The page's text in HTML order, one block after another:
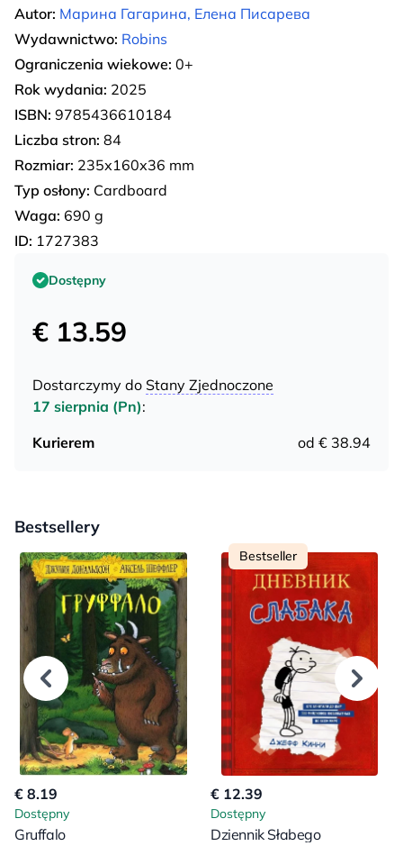
Autor: Марина Гагарина, Елена Писарева
Wydawnictwo: Robins
Ograniczenia wiekowe: 0+
Rok wydania: 2025
ISBN: 9785436610184
Liczba stron: 84
Rozmiar: 235х160х36 mm
Typ osłony: Cardboard
Waga: 690 g
ID: 1727383
Dostępny
€ 13.59
Dostarczymy do Stany Zjednoczone
17 sierpnia (Pn):
Kurierem
od € 38.94
Bestsellery
€ 8.19
Dostępny
Gruffalo
Bestseller
€ 12.39
Dostępny
Dziennik Słabego